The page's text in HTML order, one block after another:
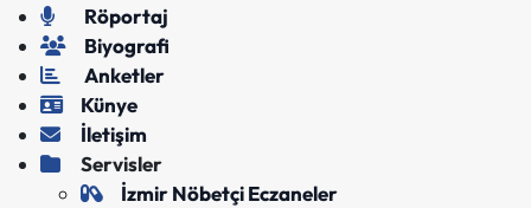
Röportaj
Biyografi
Anketler
Künye
İletişim
Servisler
İzmir Nöbetçi Eczaneler